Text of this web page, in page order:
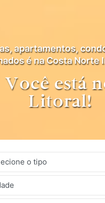
apartamentos,
é na Costa Norte
Você está
Litoral!
o tipo